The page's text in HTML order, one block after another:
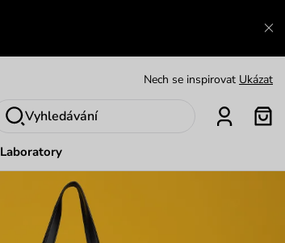
Laboratory
Nech se inspirovat Ukázat
Vyhledávání